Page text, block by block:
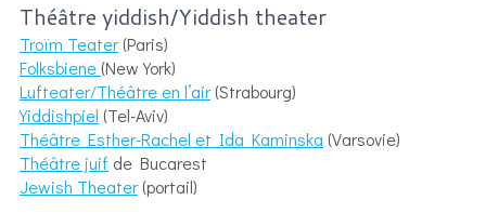
Théâtre yiddish/Yiddish theater
Troïm Teater(Paris)
Folksbiene (New York)
Lufteater/Théâtre en l’air(Strabourg)
Yiddishpiel (Tel-Aviv)
Théâtre Esther-Rachel et Ida Kaminska (Varsovie)
Théâtre juif de Bucarest
Jewish Theater(portail)